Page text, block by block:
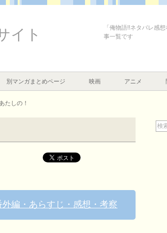
イト
「俺物語!!ネタバレ感
事一覧です
別マンガまとめページ 映画 アニメ
たしの！
編・あらすじ・感想・考察